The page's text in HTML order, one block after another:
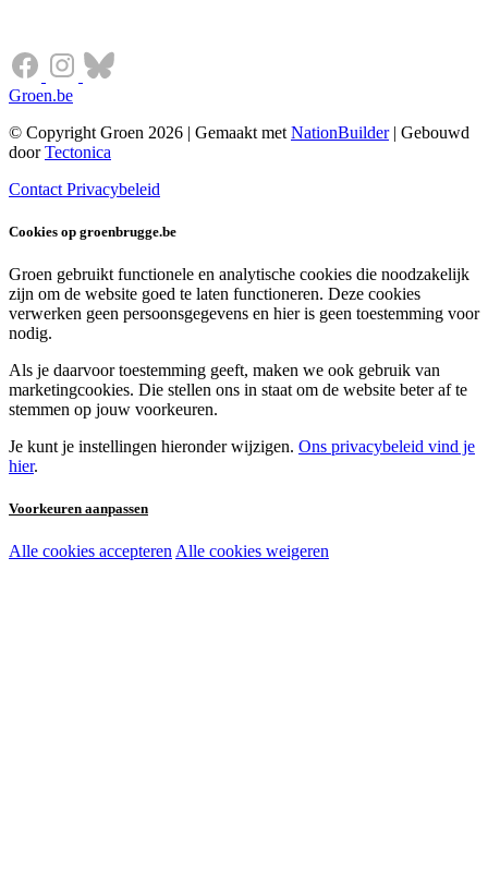
Groen.be
© Copyright Groen 2026 | Gemaakt met NationBuilder| Gebouwd
doorTectonica
Contact Privacybeleid
Cookies op groenbrugge.be
Groen gebruikt functionele en analytische cookies die noodzakelijk
zijn om de website goed te laten functioneren. Deze cookies
verwerken geen persoonsgegevens en hier is geen toestemming voor
nodig.
Als je daarvoor toestemming geeft, maken we ook gebruik van
marketingcookies. Die stellen ons in staat om de website beter af te
stemmen op jouw voorkeuren.
Je kunt je instellingen hieronder wijzigen. Ons privacybeleid vind je
hier.
Voorkeuren aanpassen
Noodzakelijke cookies:
Alle cookies accepteren Alle cookies weigeren